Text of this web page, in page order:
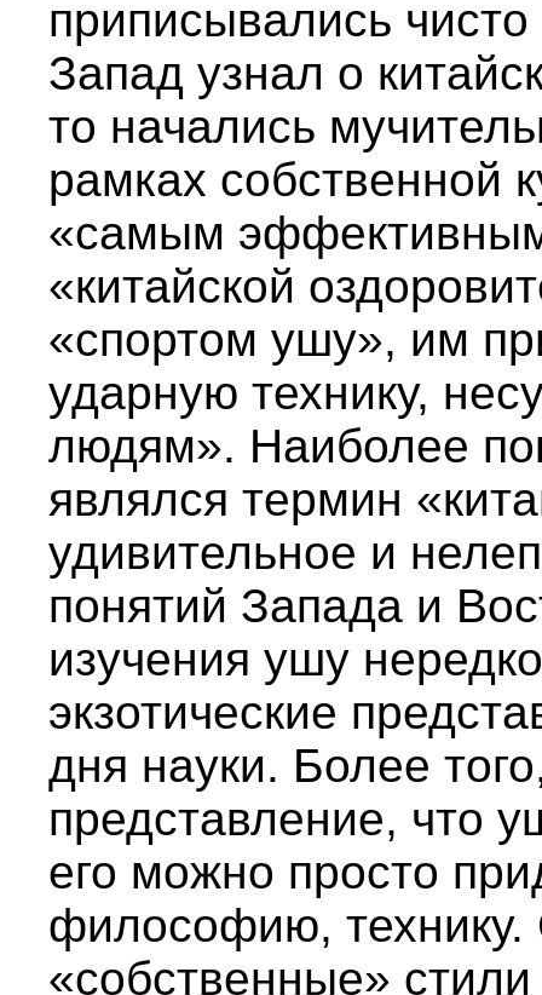
приписывались
Запад узнал о
то начались
рамках собственной
«самым
«китайской
«спортом ушу», им
ударную технику,
людям». Наиболее
являлся термин
удивительное и
понятий Запада и
изучения ушу
экзотические
дня науки. Более
представление, что
его можно просто
философию, технику.
«собственные»